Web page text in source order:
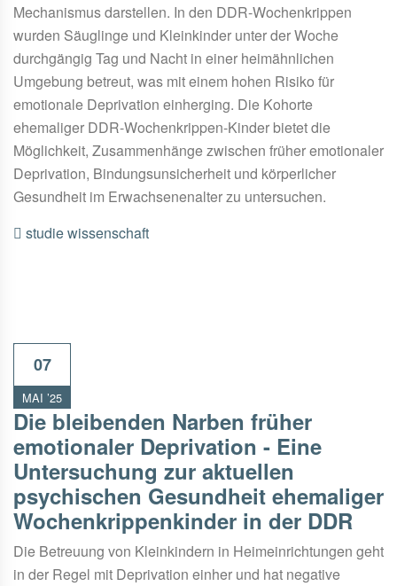
Mechanismus darstellen. In den DDR-Wochenkrippen
wurden Säuglinge und Kleinkinder unter der Woche
durchgängig Tag und Nacht in einer heimähnlichen
Umgebung betreut, was mit einem hohen Risiko für
emotionale Deprivation einherging. Die Kohorte
ehemaliger DDR-Wochenkrippen-Kinder bietet die
Möglichkeit, Zusammenhänge zwischen früher emotionaler
Deprivation, Bindungsunsicherheit und körperlicher
Gesundheit im Erwachsenenalter zu untersuchen.
studiewissenschaft
07
MAI ’25
Die bleibenden Narben früher
emotionaler Deprivation - Eine
Untersuchung zur aktuellen
psychischen Gesundheit ehemaliger
Wochenkrippenkinder in der DDR
Die Betreuung von Kleinkindern in Heimeinrichtungen geht
in der Regel mit Deprivation einher und hat negative